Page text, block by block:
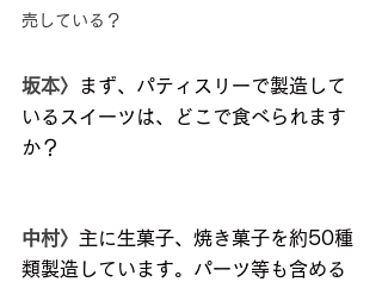
売している？
坂本〉
まず、パティスリーで製造して
いるスイーツは、どこで食べられます
か？
中村〉 主に生菓子、焼き菓子を約50種
類製造しています。パーツ等も含める